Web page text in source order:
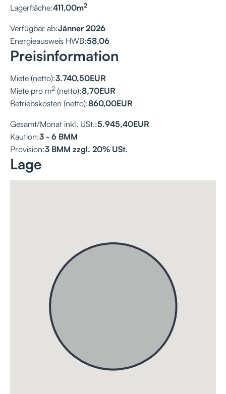
Lagerfläche:411,00m2
Verfügbar ab:Jänner 2026
Energieausweis HWB:58,06
Preisinformation
Miete (netto):3.740,50EUR
Miete pro m2 (netto):8,70EUR
Betriebskosten (netto):860,00EUR
Gesamt/Monat inkl. USt.:5.945,40EUR
Kaution:3 - 6 BMM
Provision:3 BMM zzgl. 20% USt.
Lage